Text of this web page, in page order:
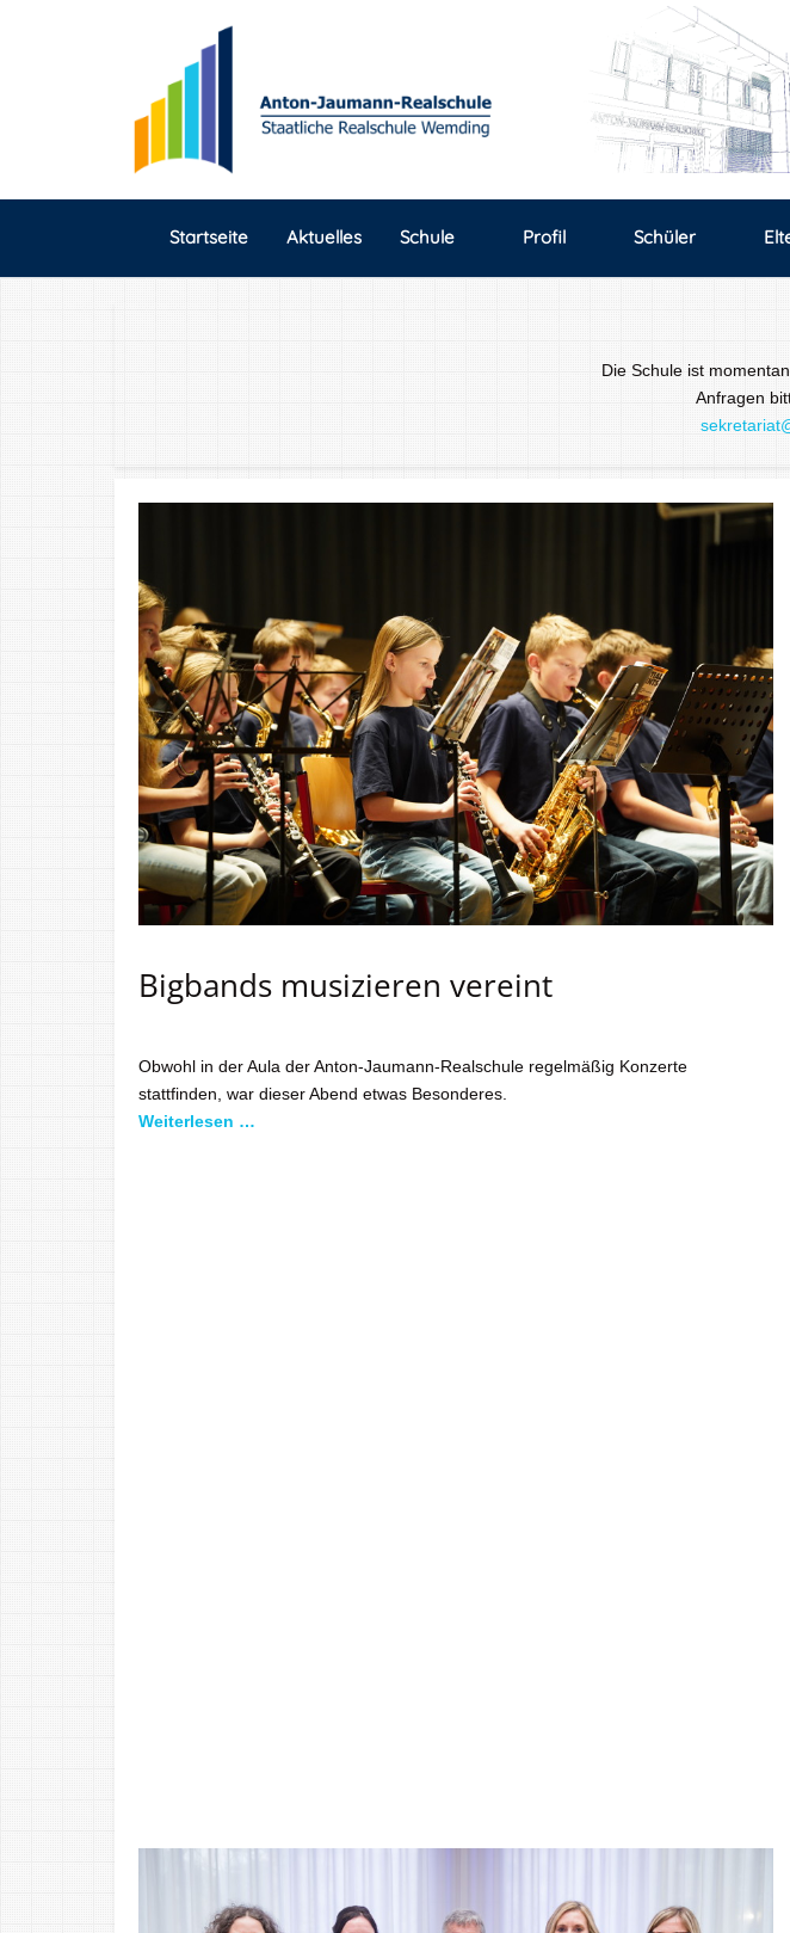
Startseite Aktuelles Schule Profil Schüler
Die Schule ist
Anfragen
Bigbands musizieren vereint
Obwohl in der Aula der Anton-Jaumann-Realschule regelmäßig Konzerte
stattfinden, war dieser Abend etwas Besonderes.
Weiterlesen …